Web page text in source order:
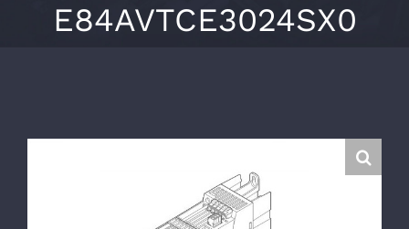
E84AVTCE3024SX0